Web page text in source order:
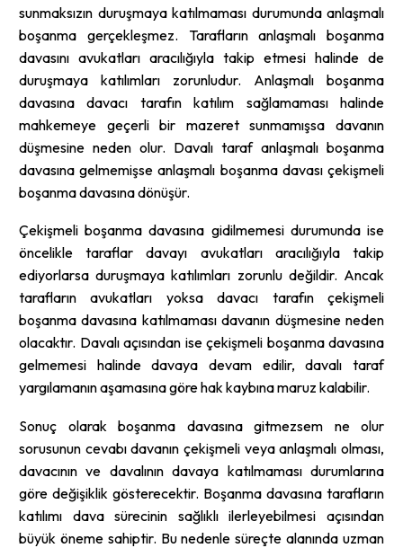
sunmaksızın duruşmaya katılmaması durumunda anlaşmalı
boşanma gerçekleşmez. Tarafların anlaşmalı boşanma
davasını avukatları aracılığıyla takip etmesi halinde de
duruşmaya katılımları zorunludur. Anlaşmalı boşanma
davasına davacı tarafın katılım sağlamaması halinde
mahkemeye geçerli bir mazeret sunmamışsa davanın
düşmesine neden olur. Davalı taraf anlaşmalı boşanma
davasına gelmemişse anlaşmalı boşanma davası çekişmeli
boşanma davasına dönüşür.
Çekişmeli boşanma davasına gidilmemesi durumunda ise
öncelikle taraflar davayı avukatları aracılığıyla takip
ediyorlarsa duruşmaya katılımları zorunlu değildir. Ancak
tarafların avukatları yoksa davacı tarafın çekişmeli
boşanma davasına katılmaması davanın düşmesine neden
olacaktır. Davalı açısından ise çekişmeli boşanma davasına
gelmemesi halinde davaya devam edilir, davalı taraf
yargılamanın aşamasına göre hak kaybına maruz kalabilir.
Sonuç olarak boşanma davasına gitmezsem ne olur
sorusunun cevabı davanın çekişmeli veya anlaşmalı olması,
davacının ve davalının davaya katılmaması durumlarına
göre değişiklik gösterecektir. Boşanma davasına tarafların
katılımı dava sürecinin sağlıklı ilerleyebilmesi açısından
büyük öneme sahiptir. Bu nedenle süreçte alanında uzman